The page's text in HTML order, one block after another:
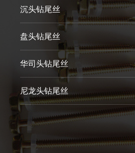
沉头钻尾丝
盘头钻尾丝
华司头钻尾丝
尼龙头钻尾丝